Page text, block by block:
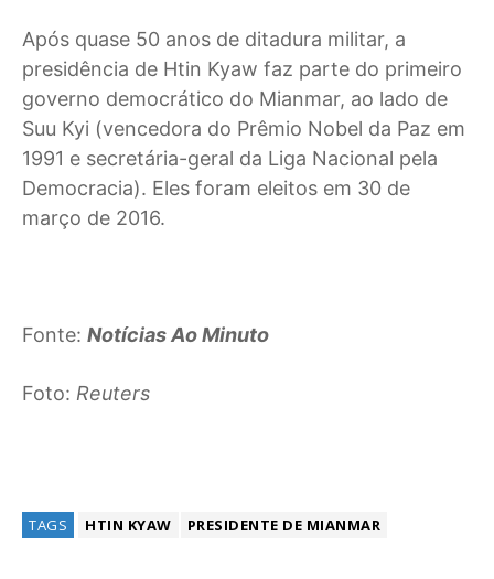
Após quase 50 anos de ditadura militar, a
presidência de Htin Kyaw faz parte do primeiro
governo democrático do Mianmar, ao lado de
Suu Kyi (vencedora do Prêmio Nobel da Paz em
1991 e secretária-geral da Liga Nacional pela
Democracia). Eles foram eleitos em 30 de
março de 2016.
Fonte: Notícias Ao Minuto
Foto: Reuters
TAGS HTIN KYAW PRESIDENTE DE MIANMAR